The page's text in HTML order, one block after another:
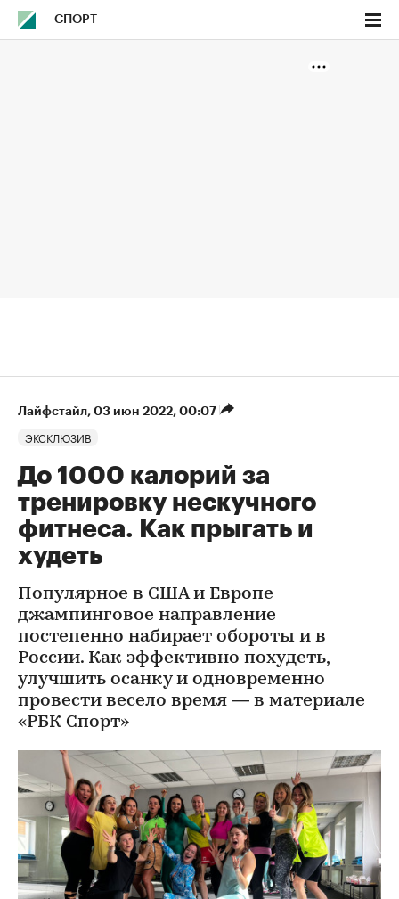
СПОРТ
Лайфстайл⁠, 03 июн 2022, 00:07
ЭКСКЛЮЗИВ
До 1000 калорий за
тренировку нескучного
фитнеса. Как прыгать и
худеть
Популярное в США и Европе
джампинговое направление
постепенно набирает обороты и в
России. Как эффективно похудеть,
улучшить осанку и одновременно
провести весело время — в материале
«РБК Спорт»